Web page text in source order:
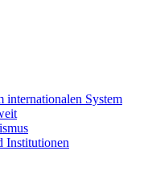
internationalen System
Institutionen